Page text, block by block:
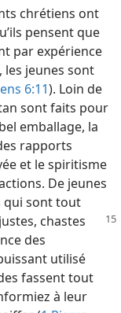
chrétiens ont
pensent que
par expérience
les jeunes sont
6:11). Loin de
sont faits pour
emballage, la
rapports
et le spiritisme
De jeunes
qui sont tout
justes, chastes
des
utilisé
fassent tout
à leur